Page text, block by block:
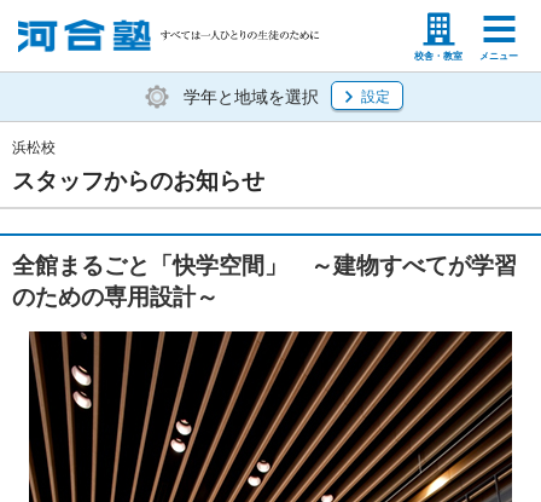
校舎・教室 メニュー
塾生の方 高等学校の先生
学年と地域を選択 設定
スタッフからのお知らせ
浜松校
全館まるごと「快学空間」 ～建物すべてが学習
のための専用設計～